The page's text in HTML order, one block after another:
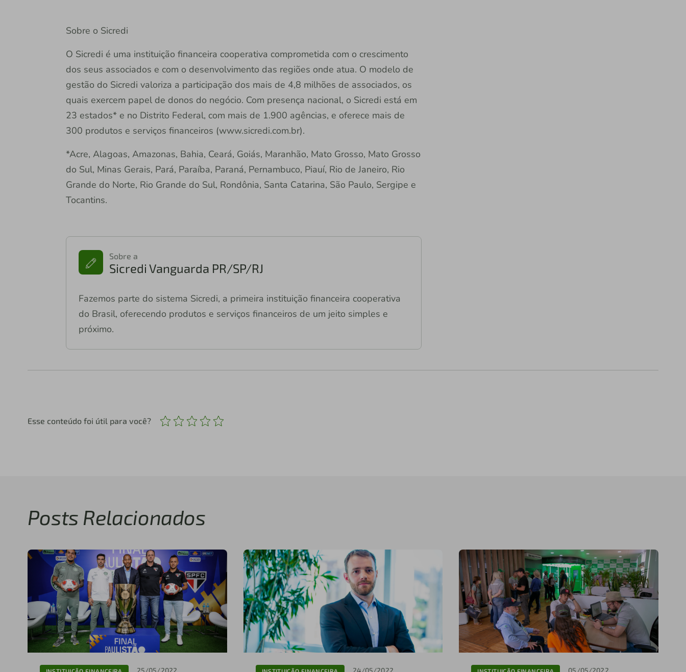
Sobre o Sicredi
O Sicredi é uma instituição financeira cooperativa comprometida com o crescimento
dos seus associados e com o desenvolvimento das regiões onde atua. O modelo de
gestão do Sicredi valoriza a participação dos mais de 4,8 milhões de associados, os
quais exercem papel de donos do negócio. Com presença nacional, o Sicredi está em
23 estados* e no Distrito Federal, com mais de 1.900 agências, e oferece mais de
300 produtos e serviços financeiros (www.sicredi.com.br).
*Acre, Alagoas, Amazonas, Bahia, Ceará, Goiás, Maranhão, Mato Grosso, Mato Grosso
do Sul, Minas Gerais, Pará, Paraíba, Paraná, Pernambuco, Piauí, Rio de Janeiro, Rio
Grande do Norte, Rio Grande do Sul, Rondônia, Santa Catarina, São Paulo, Sergipe e
Tocantins.
Sobre a
Sicredi Vanguarda PR/SP/RJ
Fazemos parte do sistema Sicredi, a primeira instituição financeira cooperativa
do Brasil, oferecendo produtos e serviços financeiros de um jeito simples e
próximo.
Esse conteúdo foi útil para você?
Posts Relacionados
25/05/2022 24/05/2022 05/05/2022